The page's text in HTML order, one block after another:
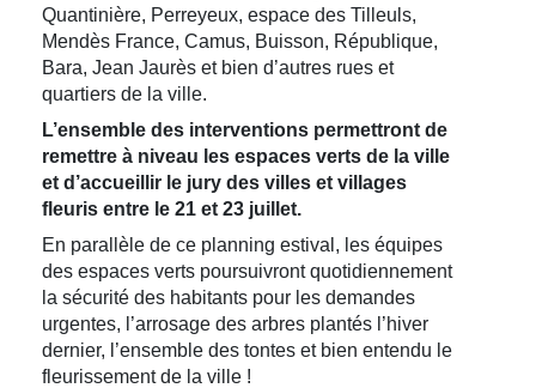
Quantinière, Perreyeux, espace des Tilleuls,
Mendès France, Camus, Buisson, République,
Bara, Jean Jaurès et bien d’autres rues et
quartiers de la ville.
L’ensemble des interventions permettront de
remettre à niveau les espaces verts de la ville
et d’accueillir le jury des villes et villages
fleuris entre le 21 et 23 juillet.
En parallèle de ce planning estival, les équipes
des espaces verts poursuivront quotidiennement
la sécurité des habitants pour les demandes
urgentes, l’arrosage des arbres plantés l’hiver
dernier, l’ensemble des tontes et bien entendu le
fleurissement de la ville !